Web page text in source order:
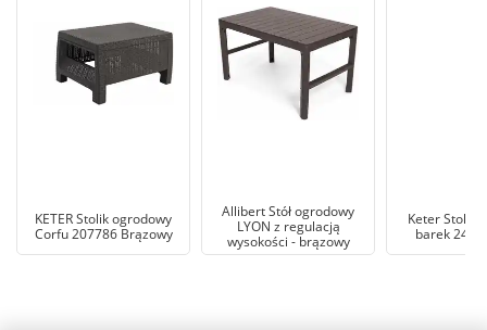
KETER Stolik ogrodowy
Corfu 207786 Brązowy
Allibert Stół ogrodowy
LYON z regulacją
wysokości - brązowy
Keter Stolik
barek